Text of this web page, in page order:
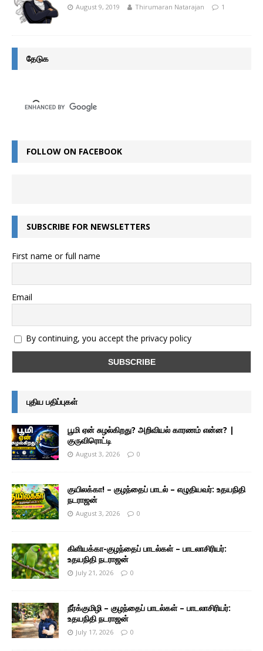
August 9, 2019 Thirumaran Natarajan 1
தேடுக
FOLLOW ON FACEBOOK
SUBSCRIBE FOR NEWSLETTERS
First name or full name
Email
By continuing, you accept the privacy policy
புதிய பதிப்புகள்
பூமி ஏன் சுழல்கிறது? அறிவியல் காரணம் என்ன? |
குருவிரொட்டி
August 3, 2026 0
குயிலக்கா! – குழந்தைப் பாடல் – எழுதியவர்: உதயநிதி
நடராஜன்
August 3, 2026 0
கிளியக்கா-குழந்தைப் பாடல்கள் – பாடலாசிரியர்:
உதயநிதி நடராஜன்
July 21, 2026 0
நீர்க்குமிழி – குழந்தைப் பாடல்கள் – பாடலாசிரியர்:
உதயநிதி நடராஜன்
July 17, 2026 0